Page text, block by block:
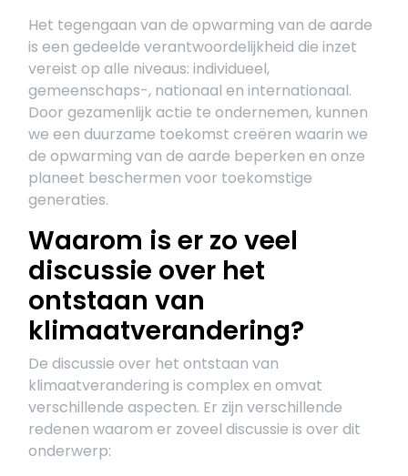
Het tegengaan van de opwarming van de aarde
is een gedeelde verantwoordelijkheid die inzet
vereist op alle niveaus: individueel,
gemeenschaps-, nationaal en internationaal.
Door gezamenlijk actie te ondernemen, kunnen
we een duurzame toekomst creëren waarin we
de opwarming van de aarde beperken en onze
planeet beschermen voor toekomstige
generaties.
Waarom is er zo veel
discussie over het
ontstaan van
klimaatverandering?
De discussie over het ontstaan van
klimaatverandering is complex en omvat
verschillende aspecten. Er zijn verschillende
redenen waarom er zoveel discussie is over dit
onderwerp: